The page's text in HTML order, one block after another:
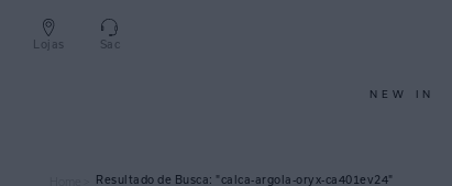
Lojas Sac
NEW IN
calca-argola-oryx-ca401ev24